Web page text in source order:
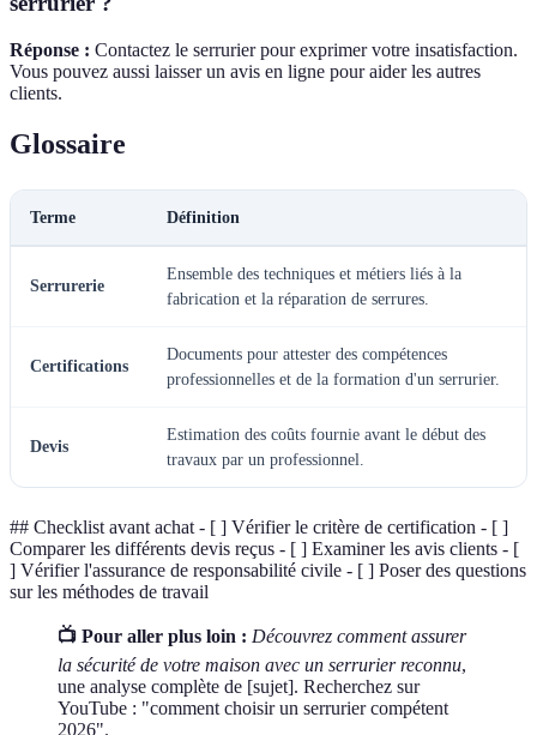
Réponse : Contactez le serrurier pour exprimer votre insatisfaction.
Vous pouvez aussi laisser un avis en ligne pour aider les autres
clients.
Glossaire
Terme Définition
Serrurerie
Ensemble des techniques et métiers liés à la
fabrication et la réparation de serrures.
Certifications
Documents pour attester des compétences
professionnelles et de la formation d'un serrurier.
Devis
Estimation des coûts fournie avant le début des
travaux par un professionnel.
## Checklist avant achat - [ ] Vérifier le critère de certification - [ ]
Comparer les différents devis reçus - [ ] Examiner les avis clients - [
] Vérifier l'assurance de responsabilité civile - [ ] Poser des questions
sur les méthodes de travail
📺 Pour aller plus loin : Découvrez comment assurer
la sécurité de votre maison avec un serrurier reconnu,
une analyse complète de [sujet]. Recherchez sur
YouTube : "comment choisir un serrurier compétent
2026".